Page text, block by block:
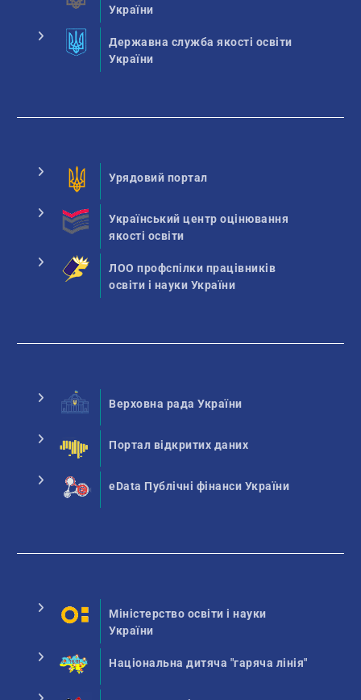
України
Державна служба якості освіти
України
Урядовий портал
Український центр оцінювання
якості освіти
ЛОО профспілки працівників
освіти і науки України
Верховна рада України
Портал відкритих даних
eData Публічні фінанси України
Міністерство освіти і науки
України
Національна дитяча "гаряча лінія"